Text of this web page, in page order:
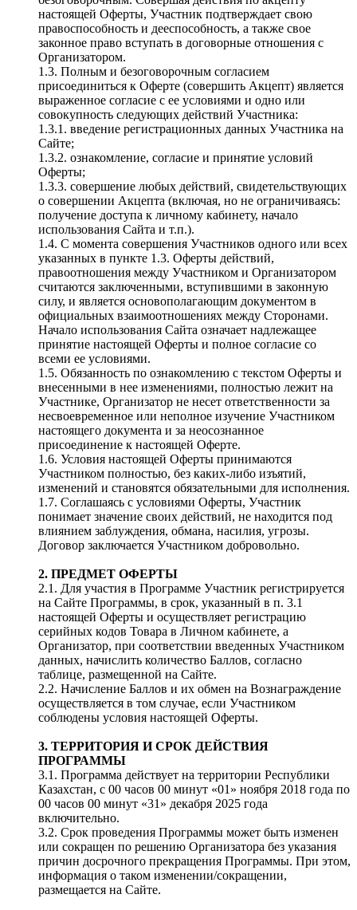
настоящей Оферты, Участник подтверждает свою
правоспособность и дееспособность, а также свое
законное право вступать в договорные отношения с
Организатором.
1.3. Полным и безоговорочным согласием
присоединиться к Оферте (совершить Акцепт) является
выраженное согласие с ее условиями и одно или
совокупность следующих действий Участника:
1.3.1. введение регистрационных данных Участника на
Сайте;
1.3.2. ознакомление, согласие и принятие условий
Оферты;
1.3.3. совершение любых действий, свидетельствующих
о совершении Акцепта (включая, но не ограничиваясь:
получение доступа к личному кабинету, начало
использования Сайта и т.п.).
1.4. С момента совершения Участников одного или всех
указанных в пункте 1.3. Оферты действий,
правоотношения между Участником и Организатором
считаются заключенными, вступившими в законную
силу, и является основополагающим документом в
официальных взаимоотношениях между Сторонами.
Начало использования Сайта означает надлежащее
принятие настоящей Оферты и полное согласие со
всеми ее условиями.
1.5. Обязанность по ознакомлению с текстом Оферты и
внесенными в нее изменениями, полностью лежит на
Участнике, Организатор не несет ответственности за
несвоевременное или неполное изучение Участником
настоящего документа и за неосознанное
присоединение к настоящей Оферте.
1.6. Условия настоящей Оферты принимаются
Участником полностью, без каких-либо изъятий,
изменений и становятся обязательными для исполнения.
1.7. Соглашаясь с условиями Оферты, Участник
понимает значение своих действий, не находится под
влиянием заблуждения, обмана, насилия, угрозы.
Договор заключается Участником добровольно.
2. ПРЕДМЕТ ОФЕРТЫ
2.1. Для участия в Программе Участник регистрируется
на Сайте Программы, в срок, указанный в п. 3.1
настоящей Оферты и осуществляет регистрацию
серийных кодов Товара в Личном кабинете, а
Организатор, при соответствии введенных Участником
данных, начислить количество Баллов, согласно
таблице, размещенной на Сайте.
2.2. Начисление Баллов и их обмен на Вознаграждение
осуществляется в том случае, если Участником
соблюдены условия настоящей Оферты.
3. ТЕРРИТОРИЯ И СРОК ДЕЙСТВИЯ
ПРОГРАММЫ
3.1. Программа действует на территории Республики
Казахстан, с 00 часов 00 минут «01» ноября 2018 года по
00 часов 00 минут «31» декабря 2025 года
включительно.
3.2. Срок проведения Программы может быть изменен
или сокращен по решению Организатора без указания
причин досрочного прекращения Программы. При этом,
информация о таком изменении/сокращении,
размещается на Сайте.